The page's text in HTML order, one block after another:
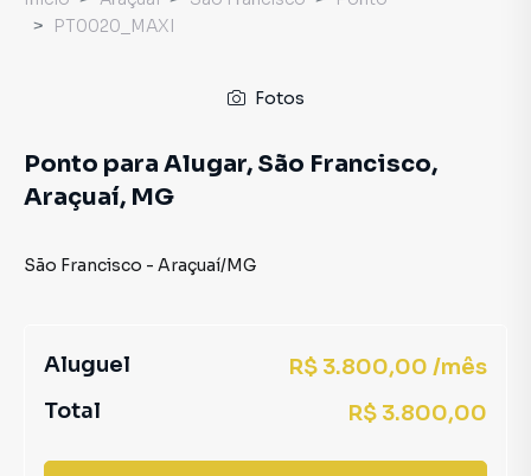
PT0020_MAXI
Fotos
Ponto para Alugar, São Francisco,
Araçuaí, MG
São Francisco - Araçuaí/MG
Aluguel
R$ 3.800,00 /mês
Total
R$ 3.800,00